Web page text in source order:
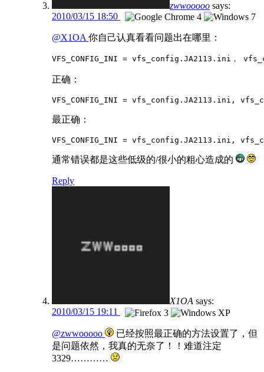
zwwooooo says:
2010/03/15 18:50
@X1OA 你自己认真看看问题出在哪里：
VFS_CONFIG_INI = vfs_config.JA2113.ini，
正确：
VFS_CONFIG_INI = vfs_config.JA2113.ini,
最正确：
VFS_CONFIG_INI = vfs_config.JA2113.ini,
通常错误都是这些低级的/很小的粗心造成的
Reply
X1OA says:
2010/03/15 19:11
@zwwooooo
已经按照最正确的方法设置了，但
是问题依然，我真的无奈了！！难道注定
3329…………